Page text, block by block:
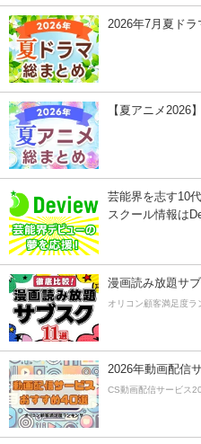
2026年7月夏ドラ
【夏アニメ2026
芸能界を志す10
スクール情報は
漫画読み放題サ
オリコン顧客満足度ラ
2026年動画配信
CS動画配信サービス